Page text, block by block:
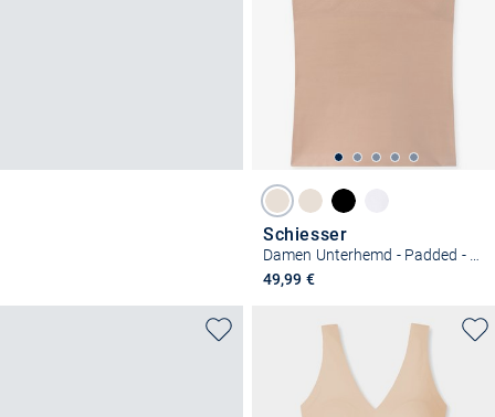
Schiesser
Damen Unterhemd - Padded - Invisible Soft
49,99 €